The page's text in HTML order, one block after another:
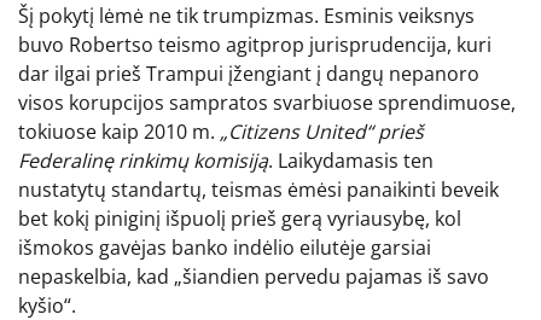
Šį pokytį lėmė ne tik trumpizmas. Esminis veiksnys
buvo Robertso teismo agitprop jurisprudencija, kuri
dar ilgai prieš Trampui įžengiant į dangų nepanoro
visos korupcijos sampratos svarbiuose sprendimuose,
tokiuose kaip 2010 m. „Citizens United“ prieš
Federalinę rinkimų komisiją. Laikydamasis ten
nustatytų standartų, teismas ėmėsi panaikinti beveik
bet kokį piniginį išpuolį prieš gerą vyriausybę, kol
išmokos gavėjas banko indėlio eilutėje garsiai
nepaskelbia, kad „šiandien pervedu pajamas iš savo
kyšio“.